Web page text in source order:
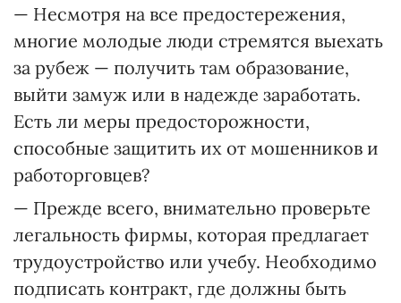
— Несмотря на все предостережения,
многие молодые люди стремятся выехать
за рубеж — получить там образование,
выйти замуж или в надежде заработать.
Есть ли меры предосторожности,
способные защитить их от мошенников и
работорговцев?
— Прежде всего, внимательно проверьте
легальность фирмы, которая предлагает
трудоустройство или учебу. Необходимо
подписать контракт, где должны быть